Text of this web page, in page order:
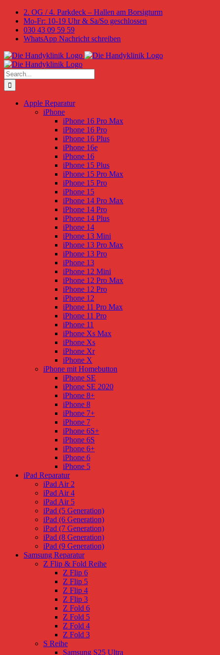
Skip
content
2. OG / 4. Parkdeck – Hallen am Borsigturm
Mo-Fr: 10-19 Uhr & Sa/So geschlossen
030 43 09 59 59
WhatsApp Nachricht schreiben
Search
for:
Apple Reparatur
iPhone
iPhone 16 Pro Max
iPhone 16 Pro
iPhone 16 Plus
iPhone 16e
iPhone 16
iPhone 15 Plus
iPhone 15 Pro Max
iPhone 15 Pro
iPhone 15
iPhone 14 Pro Max
iPhone 14 Pro
iPhone 14 Plus
iPhone 14
iPhone 13 Mini
iPhone 13 Pro Max
iPhone 13 Pro
iPhone 13
iPhone 12 Mini
iPhone 12 Pro Max
iPhone 12 Pro
iPhone 12
iPhone 11 Pro Max
iPhone 11 Pro
iPhone 11
iPhone Xs Max
iPhone Xs
iPhone Xr
iPhone X
iPhone mit Homebutton
iPhone SE
iPhone SE 2020
iPhone 8+
iPhone 8
iPhone 7+
iPhone 7
iPhone 6S+
iPhone 6S
iPhone 6+
iPhone 6
iPhone 5
iPad Reparatur
iPad Air 2
iPad Air 4
iPad Air 5
iPad (5 Generation)
iPad (6 Generation)
iPad (7 Generation)
iPad (8 Generation)
iPad (9 Generation)
Samsung Reparatur
Z Flip & Fold Reihe
Z Flip 6
Z Flip 5
Z Flip 4
Z Flip 3
Z Fold 6
Z Fold 5
Z Fold 4
Z Fold 3
S Reihe
Samsung S25 Ultra